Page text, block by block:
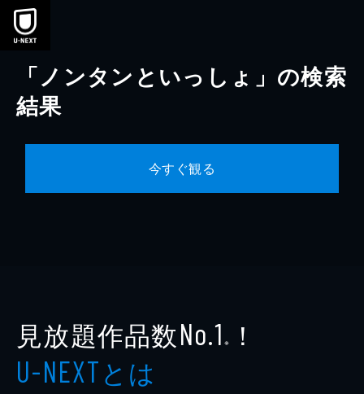
本文へスキップ
「ノンタンといっしょ」の検索
結果
今すぐ観る
見放題作品数No.1 ※ ！
U-NEXTとは